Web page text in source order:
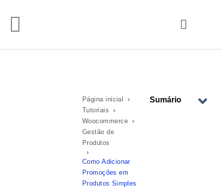
Página inicial
Tutoriais
Woocommerce
Gestão de
Produtos
Como Adicionar
Promoções em
Produtos Simples
Sumário